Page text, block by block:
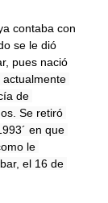
contaba con
se le dió
pues nació
actualmente
de
Se retiró
en que
le
el 16 de